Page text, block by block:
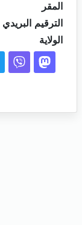
المقر
الترقيم البريدي
الولاية